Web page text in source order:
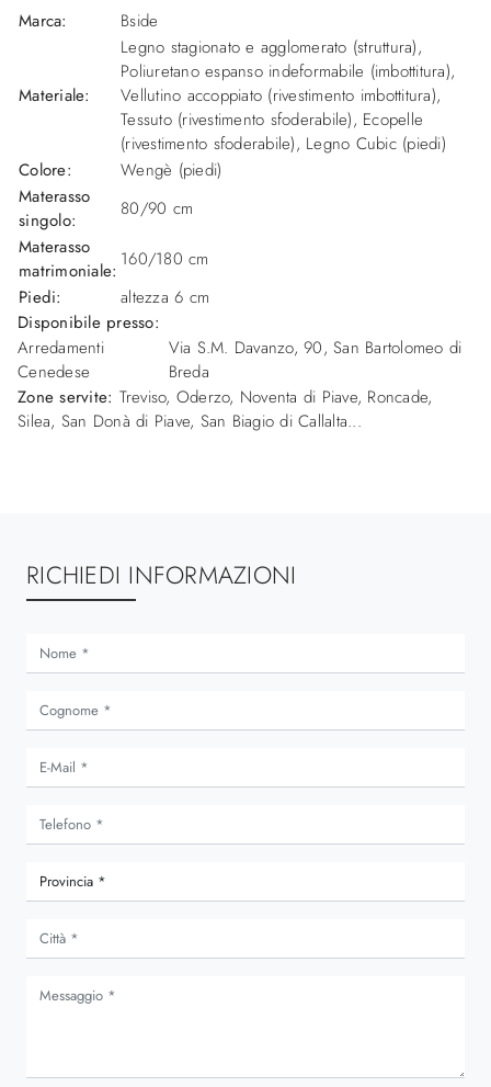
Marca: Bside
Materiale:
Legno stagionato e agglomerato (struttura),
Poliuretano espanso indeformabile (imbottitura),
Vellutino accoppiato (rivestimento imbottitura),
Tessuto (rivestimento sfoderabile), Ecopelle
(rivestimento sfoderabile), Legno Cubic (piedi)
Colore:
Wengè (piedi)
Materasso
singolo:
80/90 cm
Materasso
matrimoniale: 160/180 cm
Piedi:
altezza 6 cm
Disponibile presso:
Arredamenti
Cenedese
Via S.M. Davanzo, 90,San Bartolomeo di
Breda
Zone servite: Treviso, Oderzo, Noventa di Piave, Roncade,
Silea, San Donà di Piave, San Biagio di Callalta...
RICHIEDI INFORMAZIONI